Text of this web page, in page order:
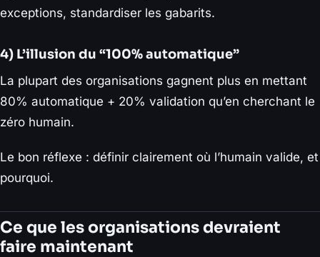
exceptions, standardiser les gabarits.
4) L’illusion du “100% automatique”
La plupart des organisations gagnent plus en mettant
80% automatique + 20% validation qu’en cherchant le
zéro humain.
Le bon réflexe : définir clairement où l’humain valide, et
pourquoi.
Ce que les organisations devraient
faire maintenant